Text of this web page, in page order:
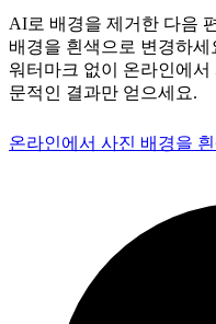
AI로 배경을 제거한 다음
배경을 흰색으로 변경하
워터마크 없이 온라인에
문적인 결과만 얻으세요.
온라인에서 사진 배경을